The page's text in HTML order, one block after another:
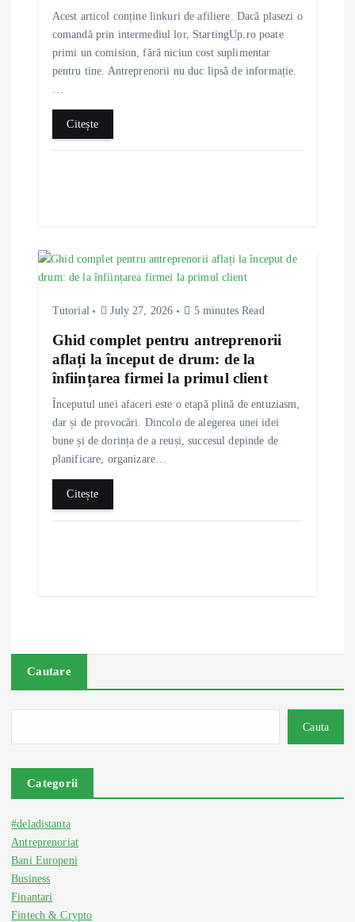
Acest articol conține linkuri de afiliere. Dacă plasezi o
comandă prin intermediul lor, StartingUp.ro poate
primi un comision, fără niciun cost suplimentar
pentru tine. Antreprenorii nu duc lipsă de informație.
Citește
Tutorial July 27, 2026 5 minutes Read
Ghid complet pentru antreprenorii
aflați la început de drum: de la
înființarea firmei la primul client
Începutul unei afaceri este o etapă plină de entuziasm,
dar și de provocări. Dincolo de alegerea unei idei
bune și de dorința de a reuși, succesul depinde de
planificare, organizare…
Citește
Cautare
Cauta
Categorii
#deladistanta
Antreprenoriat
Bani Europeni
Business
Finantari
Fintech & Crypto